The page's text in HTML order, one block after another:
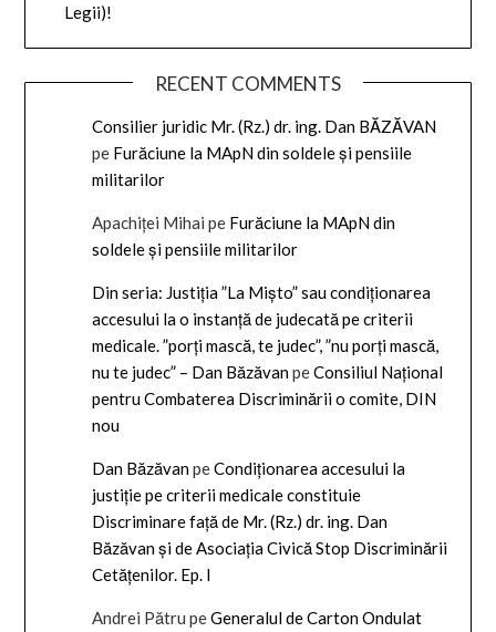
Legii)!
RECENT COMMENTS
Consilier juridic Mr. (Rz.) dr. ing. Dan BĂZĂVAN
pe Furăciune la MApN din soldele și pensiile
militarilor
Apachiței Mihai pe Furăciune la MApN din
soldele și pensiile militarilor
Din seria: Justiția ”La Mișto” sau condiționarea
accesului la o instanță de judecată pe criterii
medicale. ”porți mască, te judec”, ”nu porți mască,
nu te judec” – Dan BăzăvanpeConsiliul Național
pentru Combaterea Discriminării o comite, DIN
nou
Dan BăzăvanpeCondiționarea accesului la
justiție pe criterii medicale constituie
Discriminare față de Mr. (Rz.) dr. ing. Dan
Băzăvan și de Asociația Civică Stop Discriminării
Cetățenilor. Ep. I
Andrei Pătru peGeneralul de Carton Ondulat